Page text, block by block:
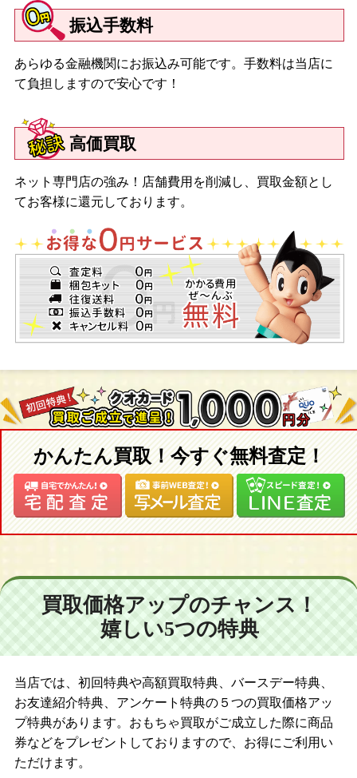
振込手数料
あらゆる金融機関にお振込み可能です。手数料は当店に
て負担しますので安心です！
高価買取
ネット専門店の強み！店舗費用を削減し、買取金額とし
てお客様に還元しております。
かんたん買取！今すぐ無料査定！
買取価格アップのチャンス！
嬉しい5つの特典
当店では、初回特典や高額買取特典、バースデー特典、
お友達紹介特典、アンケート特典の５つの買取価格アッ
プ特典があります。おもちゃ買取がご成立した際に商品
券などをプレゼントしておりますので、お得にご利用い
ただけます。